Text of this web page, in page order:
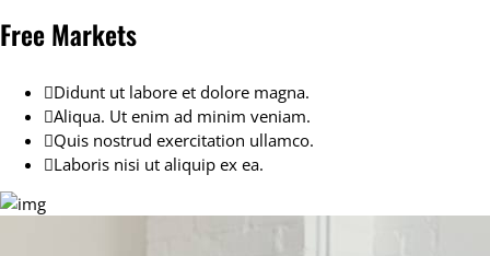
Free Markets
Didunt ut labore et dolore magna.
Aliqua. Ut enim ad minim veniam.
Quis nostrud exercitation ullamco.
Laboris nisi ut aliquip ex ea.